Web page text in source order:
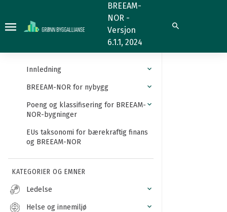
generell
henvisning
BREEAM-
NOR -
Versjon
6.1.1, 2024
Søk
Innledning
BREEAM-NOR for nybygg
Poeng og klassifisering for BREEAM-
NOR-bygninger
EUs taksonomi for bærekraftig finans
og BREEAM-NOR
KATEGORIER OG EMNER
Ledelse
Helse og innemiljø